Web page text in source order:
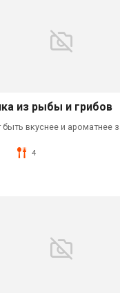
из рыбы и грибов
вкуснее и ароматнее
4